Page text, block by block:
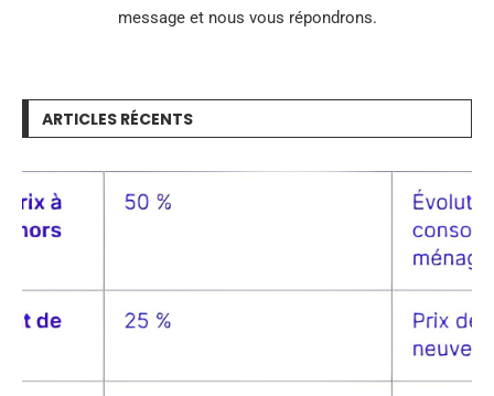
message et nous vous répondrons.
ARTICLES RÉCENTS